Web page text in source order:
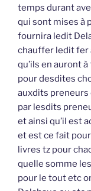
temps durant
qui sont mises à
fournira ledit
chauffer ledit fer
qu’ils en auront à
pour desdites
auxdits
par lesdits
et ainsi qu’il est
et est ce fait
livres tz pour
quelle somme
pour le tout etc